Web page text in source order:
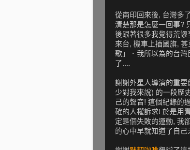
從南印回來後, 台灣多
清楚那是怎麼一回事?
後跟著很多我覺得荒
來台, 機車上插國旗,
歌」．我所以為的台灣
了....
謝謝外星人導演的重
少對我來說) 的一段歷
己的聲音! 這個紀錄的
確的人權訴求! 於是用
定是個失敗的運動, 我
的心中早就知道了自